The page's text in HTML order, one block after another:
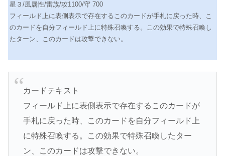
星３/風属性/雷族/攻1100/守 700
フィールド上に表側表示で存在するこのカードが手札に戻った時、こ
のカードを自分フィールド上に特殊召喚する。この効果で特殊召喚し
たターン、このカードは攻撃できない。
カードテキスト
フィールド上に表側表示で存在するこのカードが
手札に戻った時、このカードを自分フィールド上
に特殊召喚する。この効果で特殊召喚したター
ン、このカードは攻撃できない。